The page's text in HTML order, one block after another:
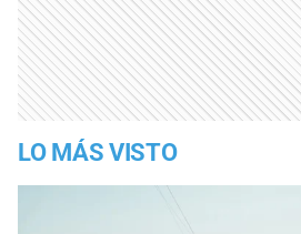
LO MÁS VISTO